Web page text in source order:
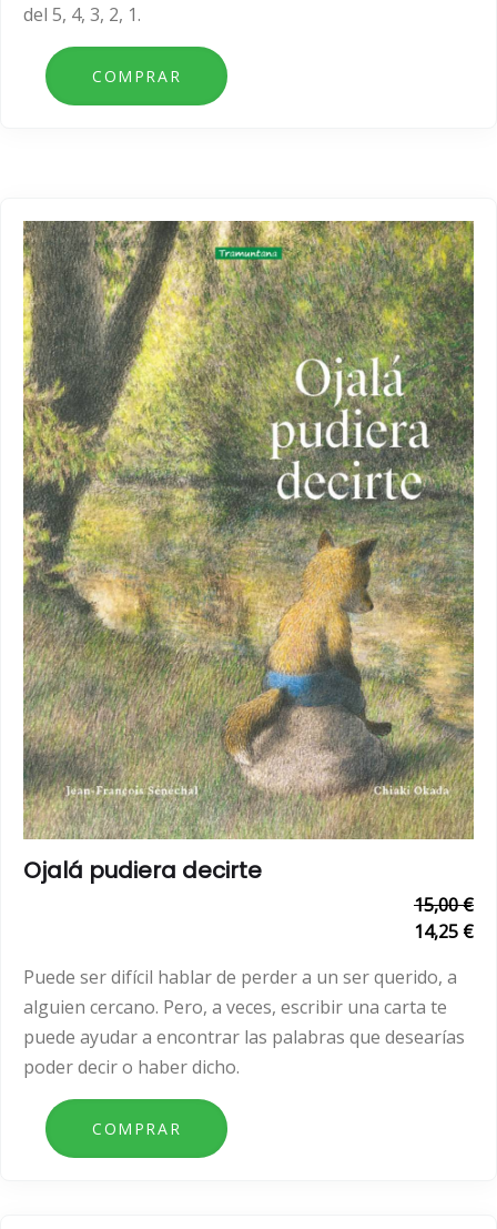
del 5, 4, 3, 2, 1.
Ojalá pudiera decirte
15,00 €
14,25 €
Puede ser difícil hablar de perder a un ser querido, a
alguien cercano. Pero, a veces, escribir una carta te
puede ayudar a encontrar las palabras que desearías
poder decir o haber dicho.